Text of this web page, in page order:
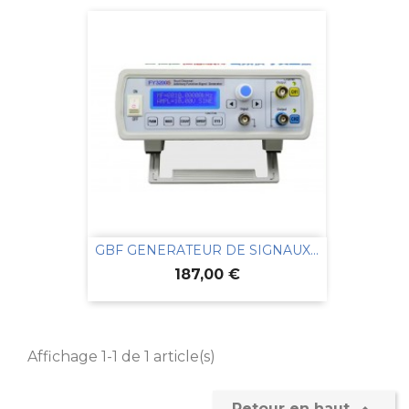
GBF GENERATEUR DE SIGNAUX...
Prix
187,00 €
Affichage 1-1 de 1 article(s)